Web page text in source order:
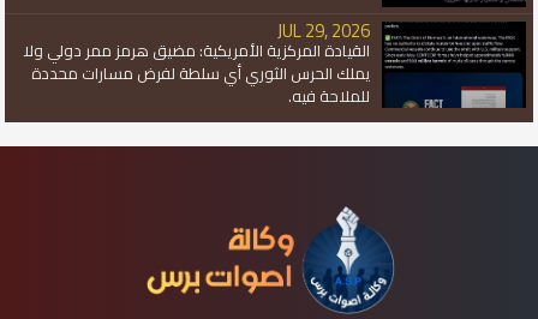
JUL 29, 2026
القيادة المركزية الأمريكية: مضيق هرمز ممر دولي ولا
يملك الحرس الثوري أي سلطة لفرض مسارات محددة
للملاحة فيه.